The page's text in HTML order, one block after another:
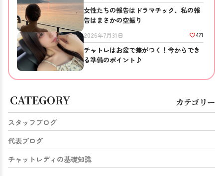
女性たちの報告はドラマチック、私の報
告はまさかの空振り
2026年7月31日 421
チャトレはお盆で差がつく！今からでき
る準備のポイント♪
CATEGORY カテゴリー
スタッフブログ
代表ブログ
チャットレディの基礎知識